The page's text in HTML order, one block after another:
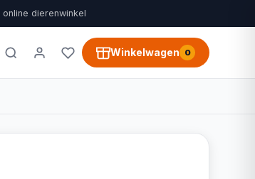
dierenwinkel
Winkelwagen 0